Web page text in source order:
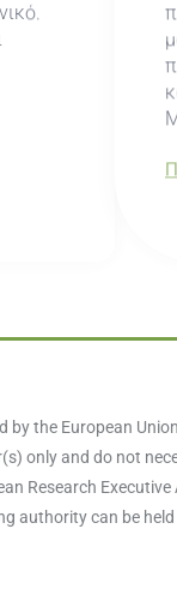
by the European
only and do not
Research
authority can be